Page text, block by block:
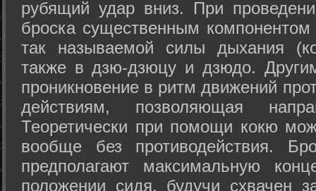
рубящий удар вниз. При
броска существенным компонентом
так называемой силы дыхания
также в дзю-дзюцу и дзюдо.
проникновение в ритм движений
действиям, позволяющая
Теоретически при помощи кокю
вообще без противодействия.
предполагают максимальную
положении сидя, будучи схвачен